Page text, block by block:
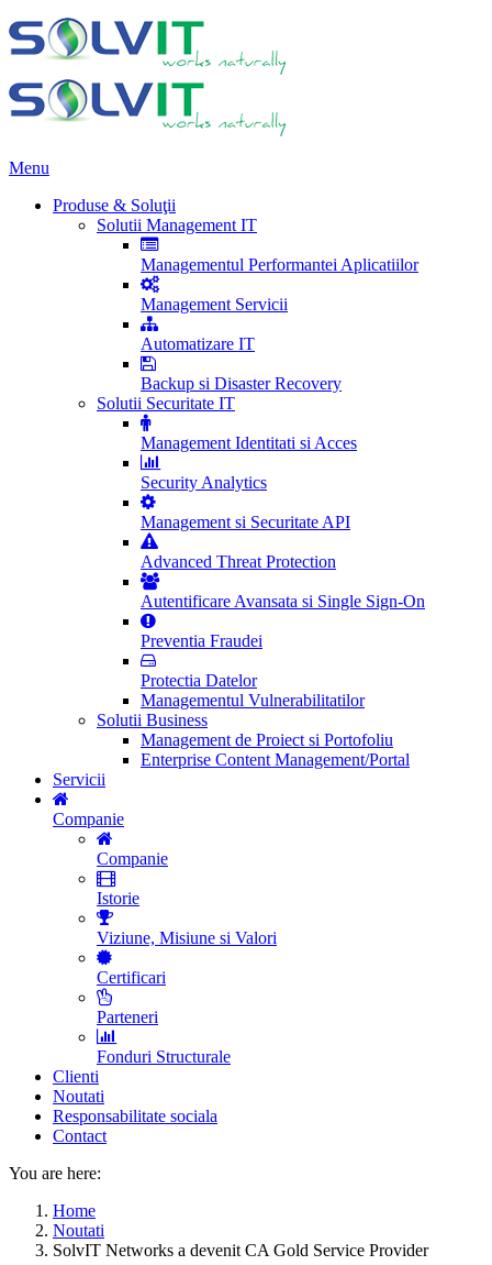
Menu
Produse & Soluţii
Solutii Management IT
Managementul Performantei Aplicatiilor
Management Servicii
Automatizare IT
Backup si Disaster Recovery
Solutii Securitate IT
Management Identitati si Acces
Security Analytics
Management si Securitate API
Advanced Threat Protection
Autentificare Avansata si Single Sign-On
Preventia Fraudei
Protectia Datelor
Managementul Vulnerabilitatilor
Solutii Business
Management de Proiect si Portofoliu
Enterprise Content Management/Portal
Servicii
Companie
Companie
Istorie
Viziune, Misiune si Valori
Certificari
Parteneri
Fonduri Structurale
Clienti
Noutati
Responsabilitate sociala
Contact
You are here:
Home
Noutati
SolvIT Networks a devenit CA Gold Service Provider